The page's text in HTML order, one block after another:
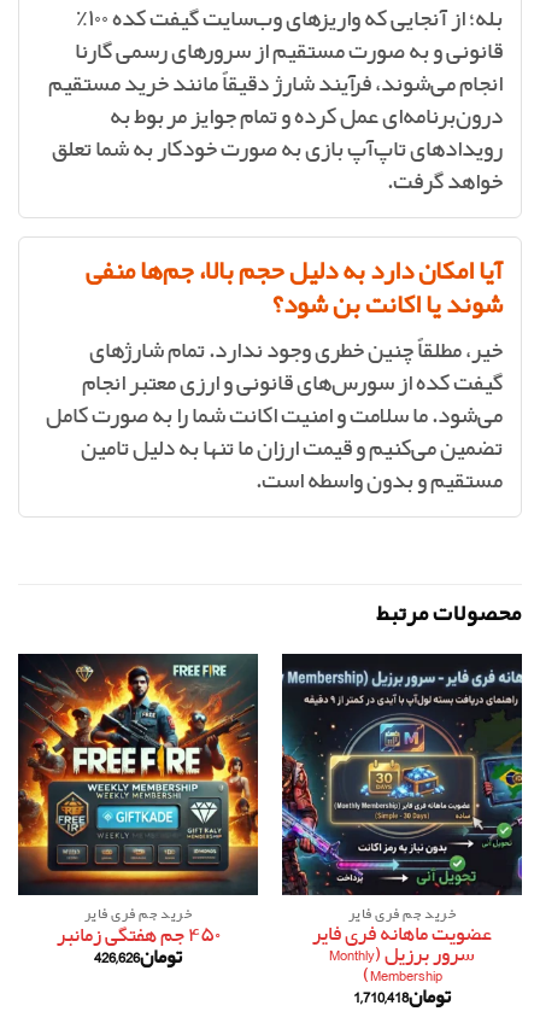
بله؛ از آنجایی که واریزهای وب‌سایت گیفت کده ۱۰۰٪
قانونی و به صورت مستقیم از سرورهای رسمی گارنا
انجام می‌شوند، فرآیند شارژ دقیقاً مانند خرید مستقیم
درون‌برنامه‌ای عمل کرده و تمام جوایز مربوط به
رویدادهای تاپ‌آپ بازی به صورت خودکار به شما تعلق
خواهد گرفت.
آیا امکان دارد به دلیل حجم بالا، جم‌ها منفی
شوند یا اکانت بن شود؟
خیر، مطلقاً چنین خطری وجود ندارد. تمام شارژهای
گیفت کده از سورس‌های قانونی و ارزی معتبر انجام
می‌شود. ما سلامت و امنیت اکانت شما را به صورت کامل
تضمین می‌کنیم و قیمت ارزان ما تنها به دلیل تامین
مستقیم و بدون واسطه است.
محصولات مرتبط
خرید جم فری فایر
عضویت ماهانه فری فایر
سرور برزیل (Monthly
Membership)
تومان1,710,418
خرید جم فری فایر
۴۵۰ جم هفتگی زمانبر
تومان426,626